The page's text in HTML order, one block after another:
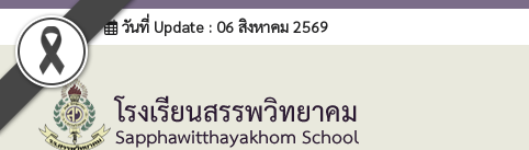
Skip
to
content
Login วันที่ Update : 06 สิงหาคม 2569